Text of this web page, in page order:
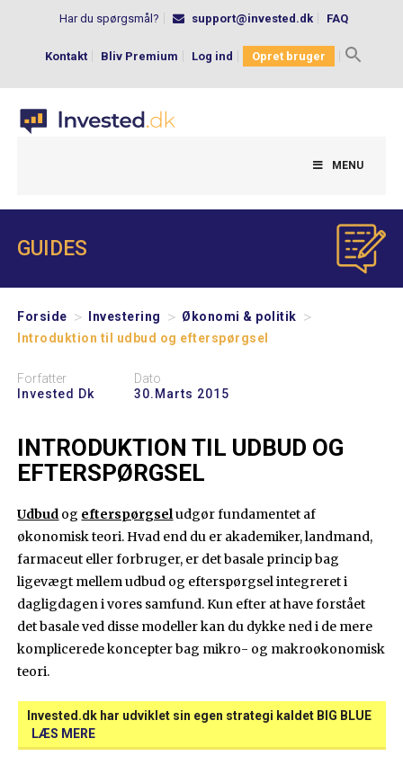
Har du spørgsmål? support@invested.dk FAQ
Kontakt Bliv Premium Log ind Opret bruger
Search
MENU
GUIDES
Forside > Investering > Økonomi & politik >
Introduktion til udbud og efterspørgsel
Forfatter
Invested Dk
Dato
30.marts 2015
INTRODUKTION TIL UDBUD OG
EFTERSPØRGSEL
Udbud og efterspørgseludgør fundamentet af
økonomisk teori. Hvad end du er akademiker, landmand,
farmaceut eller forbruger, er det basale princip bag
ligevægt mellem udbud og efterspørgsel integreret i
dagligdagen i vores samfund. Kun efter at have forstået
det basale ved disse modeller kan du dykke ned i de mere
komplicerede koncepter bag mikro- og makroøkonomisk
teori.
Invested.dk har udviklet sin egen strategi kaldet BIG BLUE
LÆS MERE